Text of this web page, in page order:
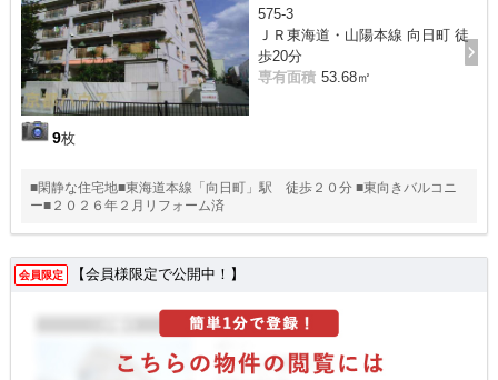
9枚
575-3
ＪＲ東海道・山陽本線 向日町 徒
歩20分
専有面積 53.68㎡
■閑静な住宅地■東海道本線「向日町」駅 徒歩２０分 ■東向きバルコニ
ー■２０２６年２月リフォーム済
会員限定 【会員様限定で公開中！】